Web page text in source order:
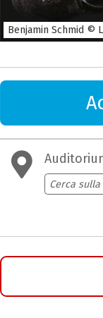
Benjamin Schmid ©
Cerca